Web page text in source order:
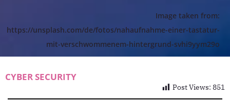
Image taken from:
https://unsplash.com/de/fotos/nahaufnahme-einer-tastatur-
mit-verschwommenem-hintergrund-svhi9yym29o
CYBER SECURITY
Post Views: 851